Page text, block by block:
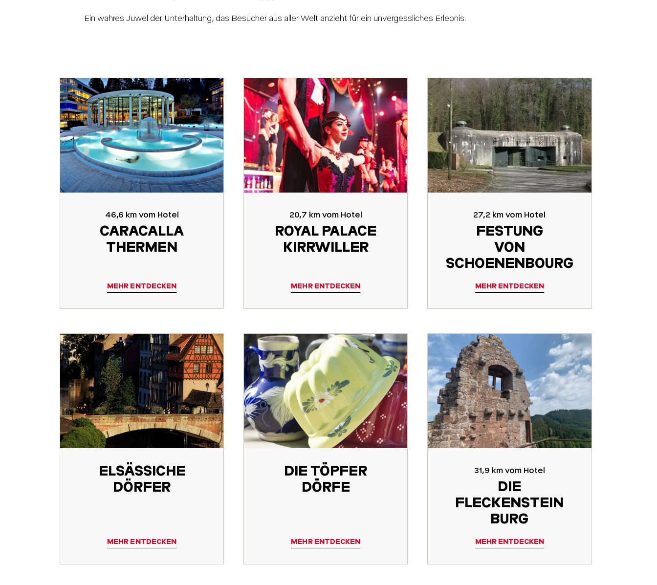
Ein wahres Juwel der Unterhaltung, das Besucher aus aller Welt anzieht für ein unvergessliches Erlebnis.
CARACALLA
THERMEN
46,6 km vom Hotel
MEHR ENTDECKEN
ROYAL PALACE
KIRRWILLER
20,7 km vom Hotel
MEHR ENTDECKEN
FESTUNG
VON
SCHOENENBOURG
27,2 km vom Hotel
MEHR ENTDECKEN
ELSÄSSICHE
DÖRFER
MEHR ENTDECKEN
DIE TÖPFER
DÖRFE
MEHR ENTDECKEN
DIE
FLECKENSTEIN
BURG
31,9 km vom Hotel
MEHR ENTDECKEN